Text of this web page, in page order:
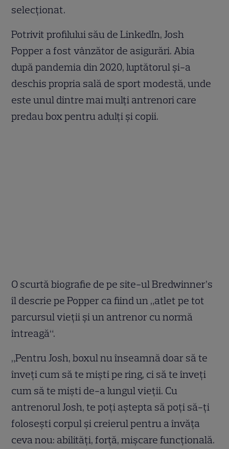
selecționat.
Potrivit profilului său de LinkedIn, Josh
Popper a fost vânzător de asigurări. Abia
după pandemia din 2020, luptătorul și-a
deschis propria sală de sport modestă, unde
este unul dintre mai mulți antrenori care
predau box pentru adulți și copii.
O scurtă biografie de pe site-ul Bredwinner’s
îl descrie pe Popper ca fiind un „atlet pe tot
parcursul vieții și un antrenor cu normă
întreagă“.
„Pentru Josh, boxul nu înseamnă doar să te
înveți cum să te miști pe ring, ci să te înveți
cum să te miști de-a lungul vieții. Cu
antrenorul Josh, te poți aștepta să poți să-ți
folosești corpul și creierul pentru a învăța
ceva nou: abilități, forță, mișcare funcțională.